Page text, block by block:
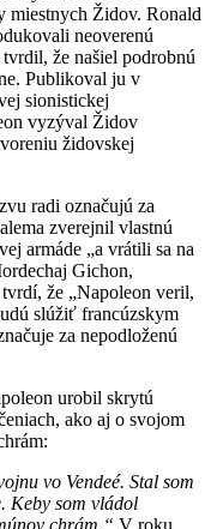
miestnych Židov. Ronald
neoverenú
že našiel podrobnú
Publikoval ju v
sionistickej
vyzýval Židov
židovskej
radi označujú za
zverejnil vlastnú
armáde „a vrátili sa na
Gichon,
že „Napoleon veril,
slúžiť francúzskym
za nepodloženú
urobil skrytú
ako aj o svojom
vo Vendeé. Stal som
Keby som vládol
chrám.“ V roku